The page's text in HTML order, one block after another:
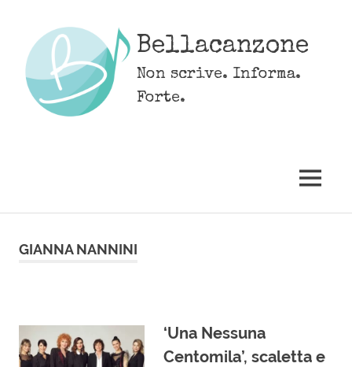
content
Bellacanzone
Non scrive. Informa.
Forte.
MENU
GIANNA NANNINI
‘Una Nessuna
Centomila’, scaletta e